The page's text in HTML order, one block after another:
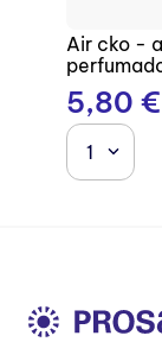
Air cko -
5,80 €
1